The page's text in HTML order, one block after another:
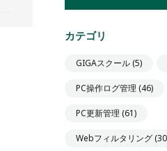
カテゴリ
GIGAスクール (5)
PC操作ログ管理 (46)
PC更新管理 (61)
Webフィルタリング